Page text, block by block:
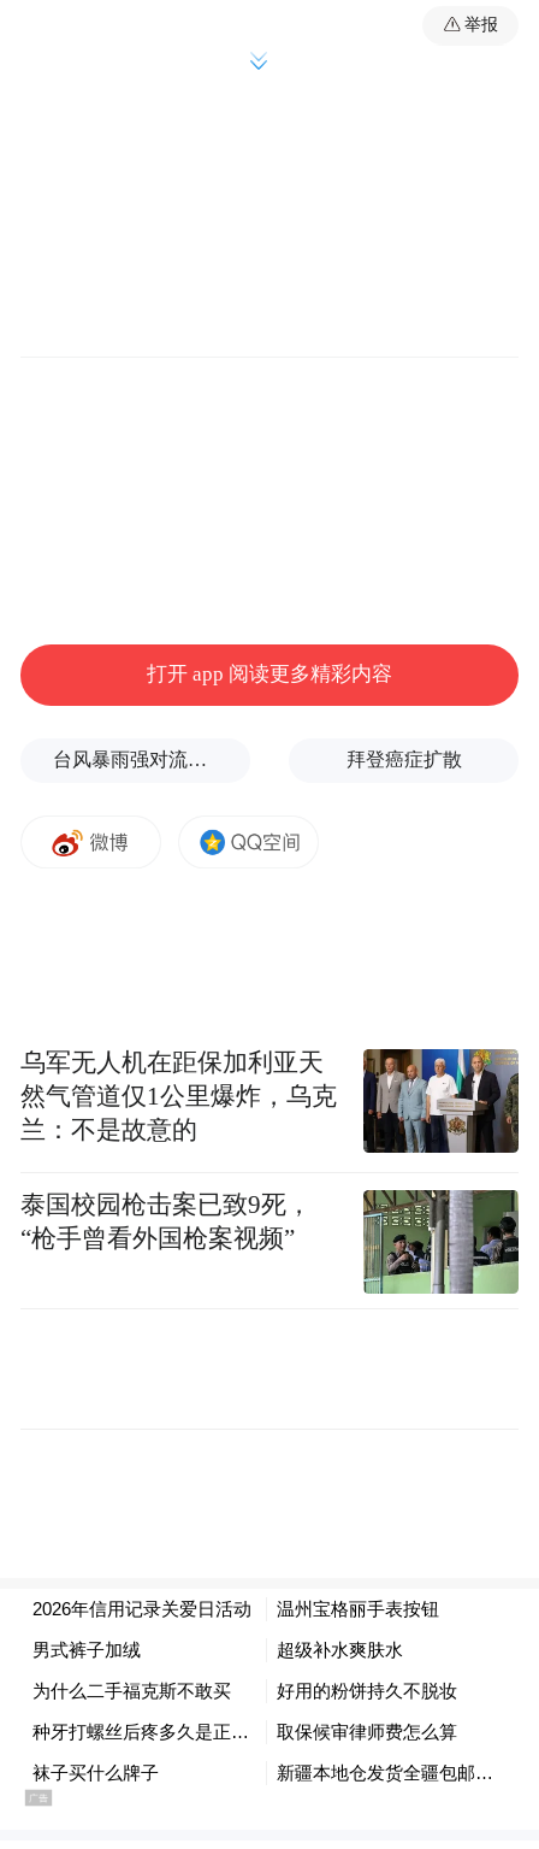
活动现场气氛热烈，不少市民驻足参与。“以
前只知道欠钱不好，没想到失信连高铁都坐
的市民表示，此次宣讲内容通俗易懂，补齐
迈县将常态化铺开多元化信用宣传行动，持
续以信用建设为抓手，推动形成“人人讲诚
信、事事守信用”的良好社会风尚，为优化营
商环境、促进澄迈县经济社会高质量发展筑
牢坚实的信用根基。
举报
打开 app 阅读更多精彩内容
台风暴雨强对流三预警！“白海豚”最新位置公布 拜登癌症扩散
乌军无人机在距保加利亚天
然气管道仅1公里爆炸，乌克
兰：不是故意的
泰国校园枪击案已致9死，
“枪手曾看外国枪案视频”